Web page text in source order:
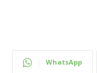
WhatsApp